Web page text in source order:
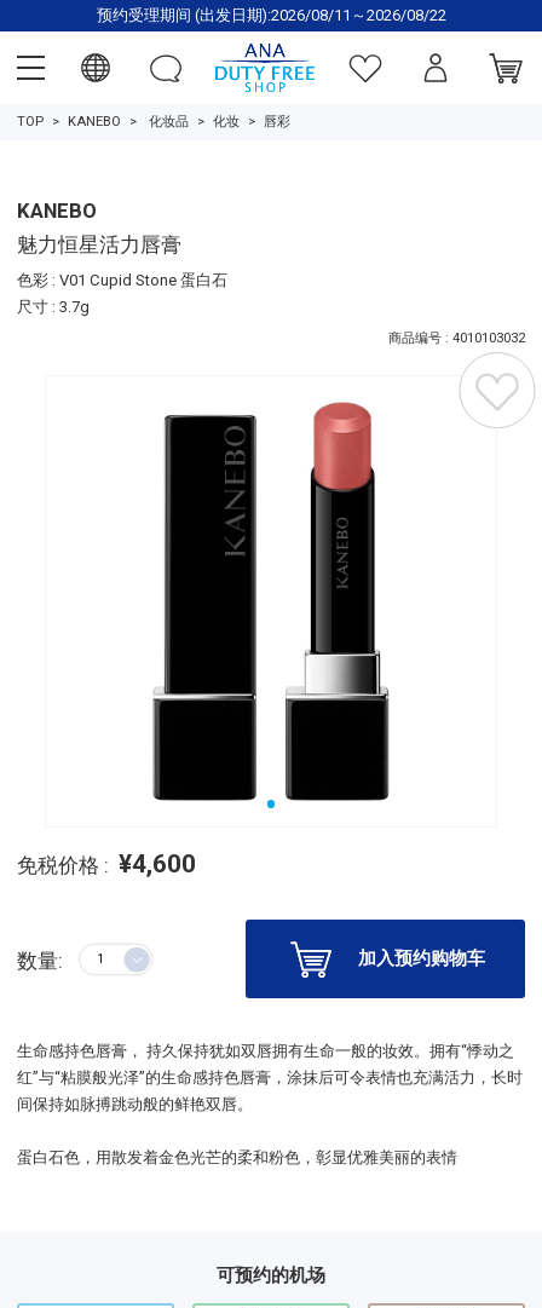
预约受理期间 (出发日期):2026/08/11～2026/08/22
TOP KANEBO 化妆品 化妆 唇彩
KANEBO
魅力恒星活力唇膏
色彩 : V01 Cupid Stone 蛋白石
尺寸 : 3.7g
商品编号 : 4010103032
免税价格 : ¥4,600
数量: 加入预约购物车
生命感持色唇膏， 持久保持犹如双唇拥有生命一般的妆效。拥有“悸动之
红”与“粘膜般光泽”的生命感持色唇膏，涂抹后可令表情也充满活力，长时
间保持如脉搏跳动般的鲜艳双唇。
蛋白石色，用散发着金色光芒的柔和粉色，彰显优雅美丽的表情
可预约的机场